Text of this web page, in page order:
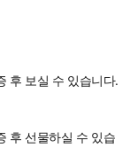
후 보실 수 있습니다.
후 선물하실 수 있습